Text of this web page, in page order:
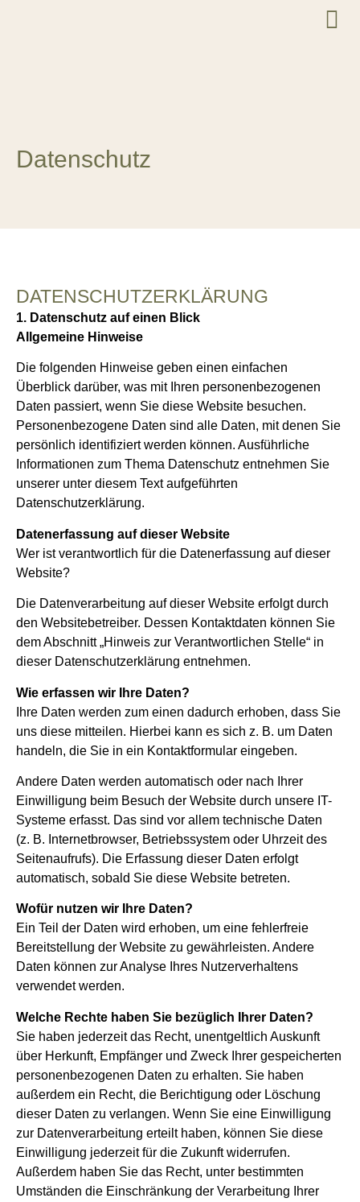
Datenschutz
DATENSCHUTZ­ERKLÄRUNG
1. Datenschutz auf einen Blick
Allgemeine Hinweise
Die folgenden Hinweise geben einen einfachen
Überblick darüber, was mit Ihren personenbezogenen
Daten passiert, wenn Sie diese Website besuchen.
Personenbezogene Daten sind alle Daten, mit denen Sie
persönlich identifiziert werden können. Ausführliche
Informationen zum Thema Datenschutz entnehmen Sie
unserer unter diesem Text aufgeführten
Datenschutzerklärung.
Datenerfassung auf dieser Website
Wer ist verantwortlich für die Datenerfassung auf dieser
Website?
Die Datenverarbeitung auf dieser Website erfolgt durch
den Websitebetreiber. Dessen Kontaktdaten können Sie
dem Abschnitt „Hinweis zur Verantwortlichen Stelle“ in
dieser Datenschutzerklärung entnehmen.
Wie erfassen wir Ihre Daten?
Ihre Daten werden zum einen dadurch erhoben, dass Sie
uns diese mitteilen. Hierbei kann es sich z. B. um Daten
handeln, die Sie in ein Kontaktformular eingeben.
Andere Daten werden automatisch oder nach Ihrer
Einwilligung beim Besuch der Website durch unsere IT-
Systeme erfasst. Das sind vor allem technische Daten
(z. B. Internetbrowser, Betriebssystem oder Uhrzeit des
Seitenaufrufs). Die Erfassung dieser Daten erfolgt
automatisch, sobald Sie diese Website betreten.
Wofür nutzen wir Ihre Daten?
Ein Teil der Daten wird erhoben, um eine fehlerfreie
Bereitstellung der Website zu gewährleisten. Andere
Daten können zur Analyse Ihres Nutzerverhaltens
verwendet werden.
Welche Rechte haben Sie bezüglich Ihrer Daten?
Sie haben jederzeit das Recht, unentgeltlich Auskunft
über Herkunft, Empfänger und Zweck Ihrer gespeicherten
personenbezogenen Daten zu erhalten. Sie haben
außerdem ein Recht, die Berichtigung oder Löschung
dieser Daten zu verlangen. Wenn Sie eine Einwilligung
zur Datenverarbeitung erteilt haben, können Sie diese
Einwilligung jederzeit für die Zukunft widerrufen.
Außerdem haben Sie das Recht, unter bestimmten
Umständen die Einschränkung der Verarbeitung Ihrer